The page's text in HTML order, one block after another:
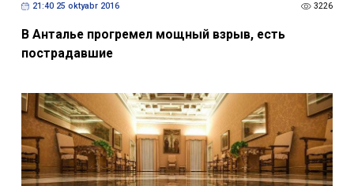
21:40 25 oktyabr 2016 3226
В Анталье прогремел мощный взрыв, есть
пострадавшие